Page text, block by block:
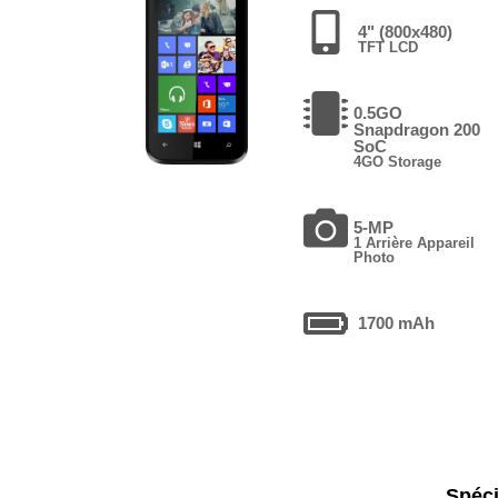
4" (800x480)
TFT LCD
0.5GO
Snapdragon 200
SoC
4GO Storage
5-MP
1 Arrière Appareil
Photo
1700 mAh